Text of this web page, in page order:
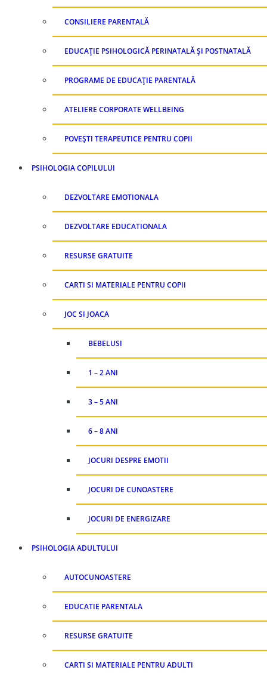
CONSILIERE PARENTALĂ
EDUCAȚIE PSIHOLOGICĂ PERINATALĂ ȘI POSTNATALĂ
PROGRAME DE EDUCAȚIE PARENTALĂ
ATELIERE CORPORATE WELLBEING
POVEȘTI TERAPEUTICE PENTRU COPII
PSIHOLOGIA COPILULUI
DEZVOLTARE EMOTIONALA
DEZVOLTARE EDUCATIONALA
RESURSE GRATUITE
CARTI SI MATERIALE PENTRU COPII
JOC SI JOACA
BEBELUSI
1 – 2 ANI
3 – 5 ANI
6 – 8 ANI
JOCURI DESPRE EMOTII
JOCURI DE CUNOASTERE
JOCURI DE ENERGIZARE
PSIHOLOGIA ADULTULUI
AUTOCUNOASTERE
EDUCATIE PARENTALA
RESURSE GRATUITE
CARTI SI MATERIALE PENTRU ADULTI